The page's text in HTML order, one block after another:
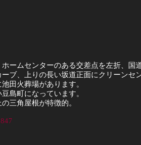
ームセンターのある交差点を左折、国
ブ、上りの長い坂道正面にクリーン
田火葬場があります。
島町になっています。
三角屋根が特徴的。